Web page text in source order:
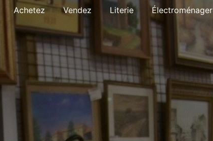
Achetez Vendez Literie Électroménager